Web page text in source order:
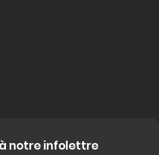
notre infolettre